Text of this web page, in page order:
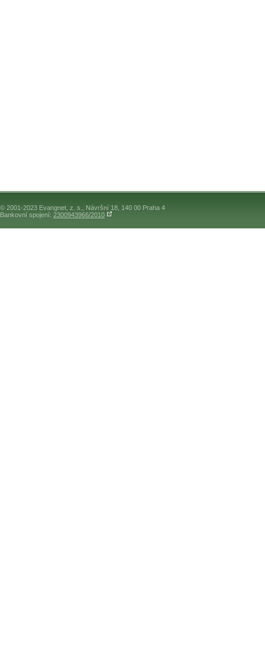
© 2001-2023 Evangnet, z. s., Návršní 18, 140 00 Praha 4
Bankovní spojení: 2300943966/2010